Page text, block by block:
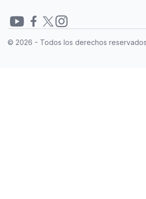
© 2026 - Todos los derechos
Redes